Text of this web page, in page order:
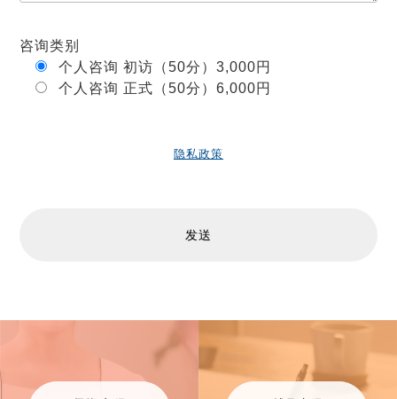
咨询类别
个人咨询 初访（50分）3,000円
个人咨询 正式（50分）6,000円
隐私政策